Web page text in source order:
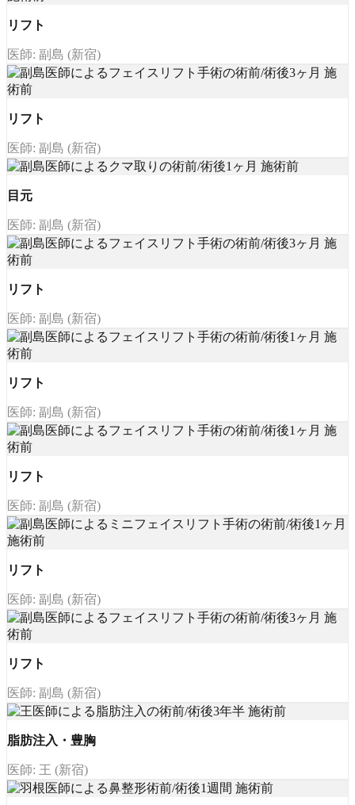
リフト
医師: 副島 (新宿)
リフト
医師: 副島 (新宿)
目元
医師: 副島 (新宿)
リフト
医師: 副島 (新宿)
リフト
医師: 副島 (新宿)
リフト
医師: 副島 (新宿)
リフト
医師: 副島 (新宿)
リフト
医師: 副島 (新宿)
脂肪注入・豊胸
医師: 王 (新宿)